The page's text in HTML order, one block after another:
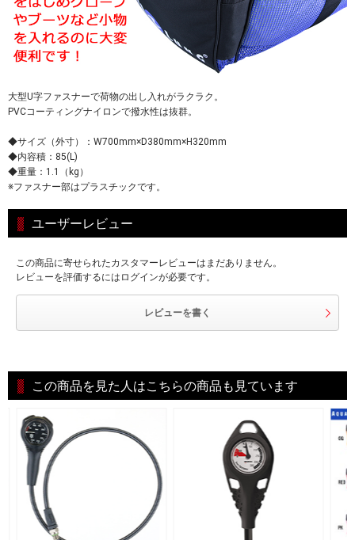
大型U字ファスナーで荷物の出し入れがラクラク。
PVCコーティングナイロンで撥水性は抜群。
◆サイズ（外寸）：W700mm×D380mm×H320mm
◆内容積：85(L)
◆重量：1.1（kg）
※ファスナー部はプラスチックです。
ユーザーレビュー
この商品に寄せられたカスタマーレビューはまだありません。
レビューを評価するにはログインが必要です。
レビューを書く
この商品を見た人はこちらの商品も見ています